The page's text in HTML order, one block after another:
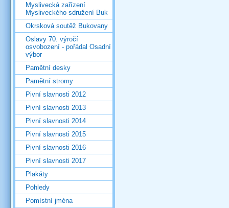
Myslivecká zařízení
Mysliveckého sdružení Buk
Okrsková soutěž Bukovany
Oslavy 70. výročí
osvobození - pořádal Osadní
výbor
Pamětní desky
Pamětní stromy
Pivní slavnosti 2012
Pivní slavnosti 2013
Pivní slavnosti 2014
Pivní slavnosti 2015
Pivní slavnosti 2016
Pivní slavnosti 2017
Plakáty
Pohledy
Pomístní jména